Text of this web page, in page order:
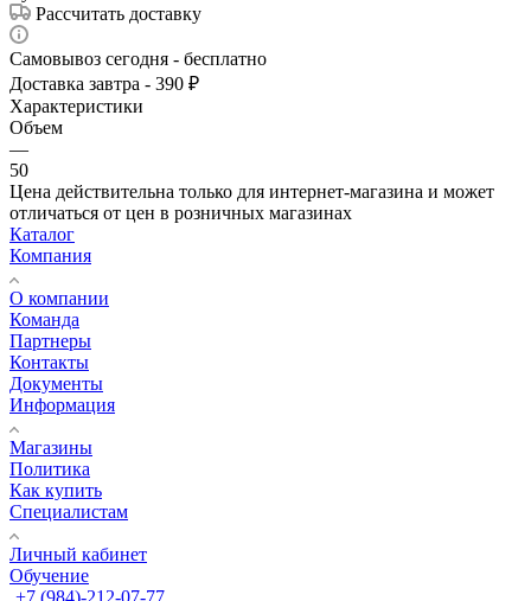
Рассчитать доставку
Самовывоз сегодня - бесплатно
Доставка завтра - 390 ₽
Характеристики
Объем
—
50
Цена действительна только для интернет-магазина и может
отличаться от цен в розничных магазинах
Каталог
Компания
О компании
Команда
Партнеры
Контакты
Документы
Информация
Магазины
Политика
Как купить
Специалистам
Личный кабинет
Обучение
+7 (984)-212-07-77